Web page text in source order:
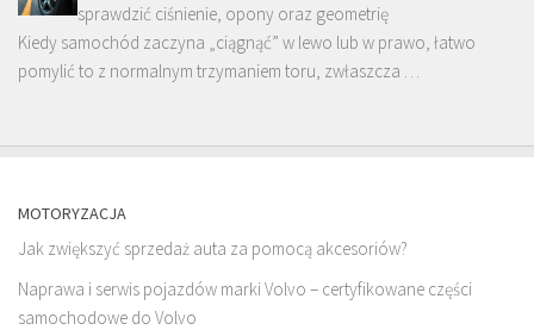
sprawdzić ciśnienie, opony oraz geometrię
Kiedy samochód zaczyna „ciągnąć” w lewo lub w prawo, łatwo
pomylić to z normalnym trzymaniem toru, zwłaszcza …
MOTORYZACJA
Jak zwiększyć sprzedaż auta za pomocą akcesoriów?
Naprawa i serwis pojazdów marki Volvo – certyfikowane części
samochodowe do Volvo